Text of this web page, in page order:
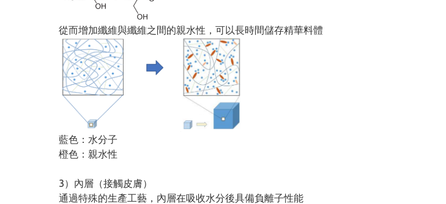
從而增加纖維與纖維之間的親水性，可以長時間儲存精華料體
藍色：水分子
橙色：親水性
3）內層（接觸皮膚）
通過特殊的生產工藝，內層在吸收水分後具備負離子性能